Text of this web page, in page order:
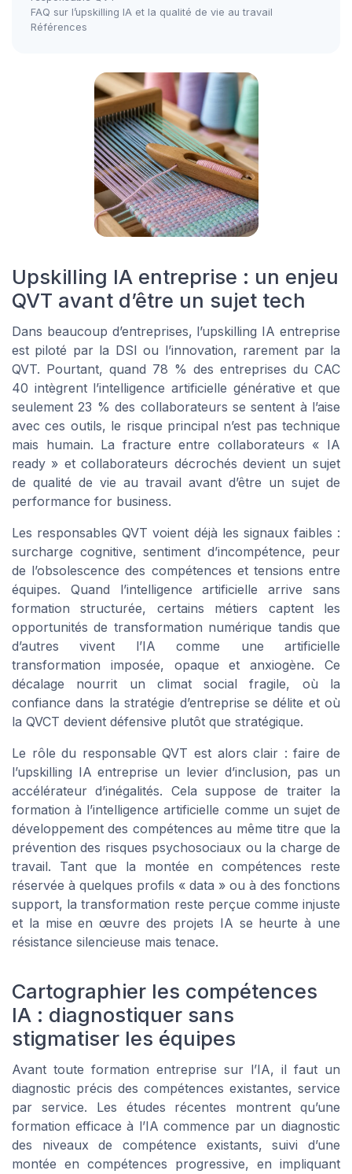
FAQ sur l’upskilling IA et la qualité de vie au travail
Références
Upskilling IA entreprise : un enjeu
QVT avant d’être un sujet tech
Dans beaucoup d’entreprises, l’upskilling IA entreprise
est piloté par la DSI ou l’innovation, rarement par la
QVT. Pourtant, quand 78 % des entreprises du CAC
40 intègrent l’intelligence artificielle générative et que
seulement 23 % des collaborateurs se sentent à l’aise
avec ces outils, le risque principal n’est pas technique
mais humain. La fracture entre collaborateurs « IA
ready » et collaborateurs décrochés devient un sujet
de qualité de vie au travail avant d’être un sujet de
performance for business.
Les responsables QVT voient déjà les signaux faibles :
surcharge cognitive, sentiment d’incompétence, peur
de l’obsolescence des compétences et tensions entre
équipes. Quand l’intelligence artificielle arrive sans
formation structurée, certains métiers captent les
opportunités de transformation numérique tandis que
d’autres vivent l’IA comme une artificielle
transformation imposée, opaque et anxiogène. Ce
décalage nourrit un climat social fragile, où la
confiance dans la stratégie d’entreprise se délite et où
la QVCT devient défensive plutôt que stratégique.
Le rôle du responsable QVT est alors clair : faire de
l’upskilling IA entreprise un levier d’inclusion, pas un
accélérateur d’inégalités. Cela suppose de traiter la
formation à l’intelligence artificielle comme un sujet de
développement des compétences au même titre que la
prévention des risques psychosociaux ou la charge de
travail. Tant que la montée en compétences reste
réservée à quelques profils « data » ou à des fonctions
support, la transformation reste perçue comme injuste
et la mise en œuvre des projets IA se heurte à une
résistance silencieuse mais tenace.
Cartographier les compétences
IA : diagnostiquer sans
stigmatiser les équipes
Avant toute formation entreprise sur l’IA, il faut un
diagnostic précis des compétences existantes, service
par service. Les études récentes montrent qu’une
formation efficace à l’IA commence par un diagnostic
des niveaux de compétence existants, suivi d’une
montée en compétences progressive, en impliquant